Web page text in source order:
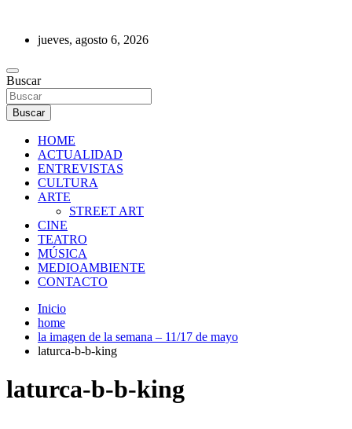
contenidojueves, agosto 6, 2026
REVISTA DE PRENSA
Buscar
Buscar
HOME
ACTUALIDAD
ENTREVISTAS
CULTURA
ARTE
STREET ART
CINE
TEATRO
MÚSICA
MEDIOAMBIENTE
CONTACTO
Inicio
home
la imagen de la semana – 11/17 de mayo
laturca-b-b-king
laturca-b-b-king